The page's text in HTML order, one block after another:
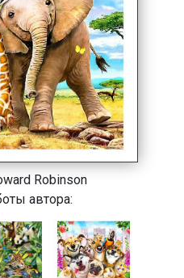
Robinson
автора: